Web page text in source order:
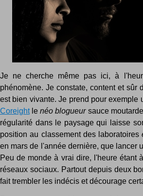
Je ne cherche même pas ici, à
phénomène. Je constate, content et sûr
est bien vivante. Je prend pour exemple
Coreightlenéo blogueursauce
régularité dans le paysage qui laisse
position au classement des laboratoires
en mars de l'année dernière, que lancer
Peu de monde à vrai dire, l'heure étant
réseaux sociaux. Partout depuis deux
fait trembler les indécis et décourage